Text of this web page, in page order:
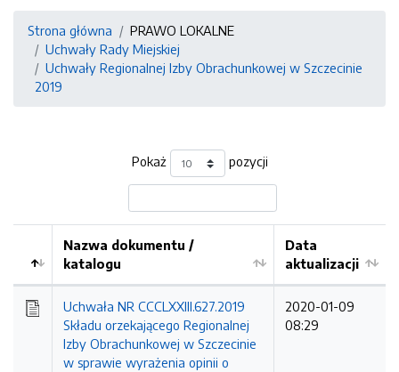
Strona główna
PRAWO LOKALNE
Uchwały Rady Miejskiej
Uchwały Regionalnej Izby Obrachunkowej w Szczecinie
2019
Pokaż pozycji
Nazwa dokumentu /
katalogu
Data
aktualizacji
Uchwała NR CCCLXXIII.627.2019
Składu orzekającego Regionalnej
Izby Obrachunkowej w Szczecinie
w sprawie wyrażenia opinii o
2020-01-09
08:29